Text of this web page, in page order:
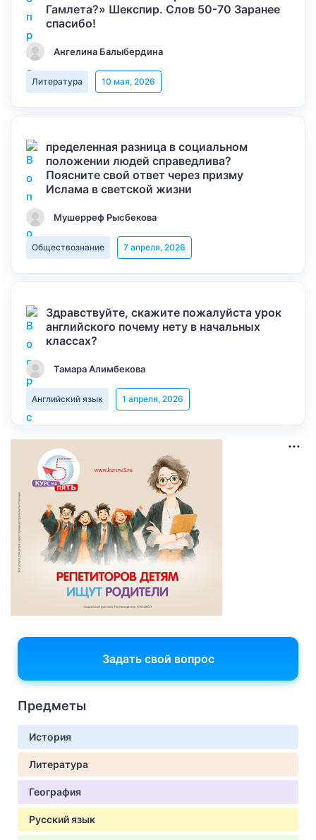
Гамлета?» Шекспир. Слов 50-70 Заранее
спасибо!
Ангелина Балыбердина
Литература 10 мая, 2026
пределенная разница в социальном
положении людей справедлива?
Поясните свой ответ через призму
Ислама в светской жизни
Мушерреф Рысбекова
Обществознание 7 апреля, 2026
Здравствуйте, скажите пожалуйста урок
английского почему нету в начальных
классах?
Тамара Алимбекова
Английский язык 1 апреля, 2026
Задать свой вопрос
Предметы
История
Литература
География
Русский язык